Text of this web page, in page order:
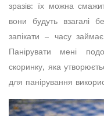
зразів: їх можна
вони будуть взагалі
запікати – часу
Панірувати мені
скоринку, яка
для панірування